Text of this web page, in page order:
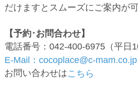
だけますとスムーズにご案内が可
【予約･お問合わせ】
電話番号：042-400-6975（平日
E-Mail：cocoplace@c-mam.co.jp
お問い合わせはこちら